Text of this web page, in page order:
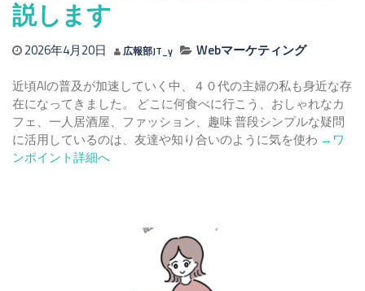
説します
2026年4月20日 広報部JT_y
Webマーケティング
近頃AIの普及が加速していく中、４０代の主婦の私も身近な存
在になってきました。 どこに何食べに行こう、おしゃれなカ
フェ、一人居酒屋、ファッション、趣味 普段シンプルな疑問
に活用しているのは、友達や知り合いのように気を使わ Read
→ワ
ンポイント詳細へ